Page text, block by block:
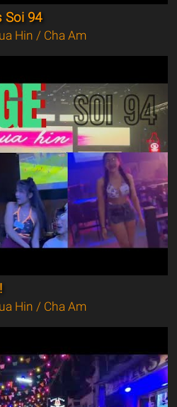
Soi 94
Hin / Cha Am
Hin / Cha Am